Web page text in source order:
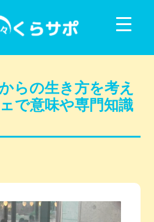
らの生き方を考え
で意味や専門知識